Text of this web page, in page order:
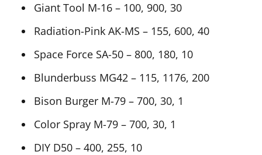
Giant Tool M-16 – 100, 900, 30
Radiation-Pink AK-MS – 155, 600, 40
Space Force SA-50 – 800, 180, 10
Blunderbuss MG42 – 115, 1176, 200
Bison Burger M-79 – 700, 30, 1
Color Spray M-79 – 700, 30, 1
DIY D50 – 400, 255, 10